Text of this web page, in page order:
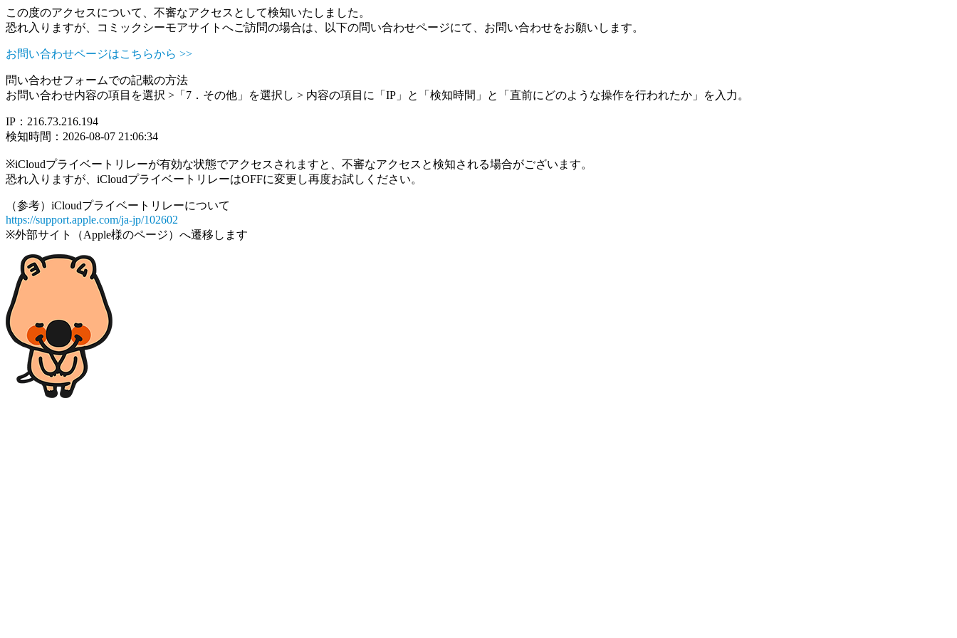
この度のアクセスについて、不審なアクセスとして検知いたしました。
恐れ入りますが、コミックシーモアサイトへご訪問の場合は、以下の問い合わせページにて、お問い合わせをお願いします。
お問い合わせページはこちらから >>
問い合わせフォームでの記載の方法
お問い合わせ内容の項目を選択 >「7．その他」を選択し > 内容の項目に「IP」と「検知時間」と「直前にどのような操作を行われたか」を入力。
IP：216.73.216.194
検知時間：2026-08-07 21:06:34
※iCloudプライベートリレーが有効な状態でアクセスされますと、不審なアクセスと検知される場合がございます。
恐れ入りますが、iCloudプライベートリレーはOFFに変更し再度お試しください。
（参考）iCloudプライベートリレーについて
https://support.apple.com/ja-jp/102602
※外部サイト（Apple様のページ）へ遷移します